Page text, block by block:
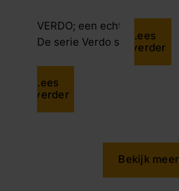
VERDO; een echte
De serie Verdo springt
Lees
verder
Lees
verder
Bekijk meer